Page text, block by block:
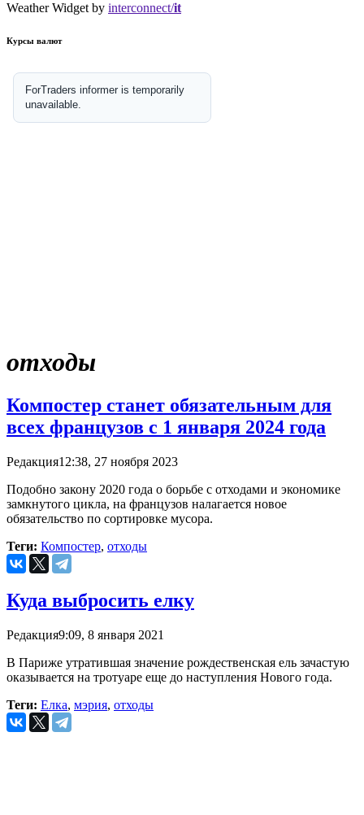
Weather Widget by interconnect/it
Курсы валют
отходы
Компостер станет обязательным для
всех французов с 1 января 2024 года
Редакция12:38, 27 ноября 2023
Подобно закону 2020 года о борьбе с отходами и экономике
замкнутого цикла, на французов налагается новое
обязательство по сортировке мусора.
Теги: Компостер, отходы
Куда выбросить елку
Редакция9:09, 8 января 2021
В Париже утратившая значение рождественская ель зачастую
оказывается на тротуаре еще до наступления Нового года.
Теги: Елка, мэрия, отходы